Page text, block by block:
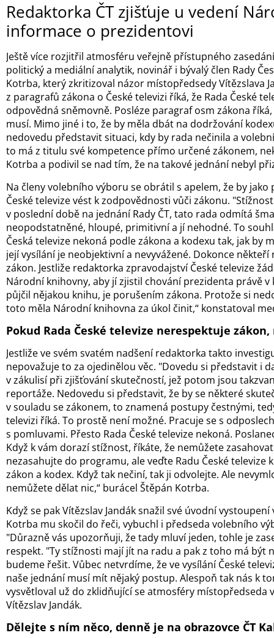
Redaktorka ČT zjišťuje u vedení
informace o prezidentovi
Ještě více rozjitřil atmosféru veřejně přístupného
politický a mediální analytik, novinář i bývalý člen Rady
Kotrba, který zkritizoval názor místopředsedy Vítězslava
z paragrafů zákona o České televizi říká, že Rada České
odpovědná sněmovně. Posléze paragraf osm zákona
musí. Mimo jiné i to, že by měla dbát na dodržování
nedovedu představit situaci, kdy by rada nečinila a
to má z titulu své kompetence přímo určené zákonem,
Kotrba a podivil se nad tím, že na takové jednání nebyl
Na členy volebního výboru se obrátil s apelem, že by jako
České televize vést k zodpovědnosti vůči zákonu.
v poslední době na jednání Rady ČT, tato rada odmítá
neopodstatněné, hloupé, primitivní a jí nehodné. To
Česká televize nekoná podle zákona a kodexu tak, jak by
její vysílání je neobjektivní a nevyvážené. Dokonce
zákon. Jestliže redaktorka zpravodajství České televize
Národní knihovny, aby jí zjistil chování prezidenta právě v
půjčil nějakou knihu, je porušením zákona. Protože si
toto měla Národní knihovna za úkol činit,“ konstatoval
Pokud Rada České televize nerespektuje
Jestliže ve svém svatém nadšení redaktorka takto
nepovažuje to za ojedinělou věc. "Dovedu si představit i
v zákulisí při zjišťování skutečností, jež potom jsou
reportáže. Nedovedu si představit, že by se některé
v souladu se zákonem, to znamená postupy čestnými,
televizi říká. To prostě není možné. Pracuje se s
s pomluvami. Přesto Rada České televize nekoná.
Když k vám dorazí stížnost, říkáte, že nemůžete
nezasahujte do programu, ale veďte Radu České televize
zákon a kodex. Když tak nečiní, tak ji odvolejte. Ale
nemůžete dělat nic,“ burácel Štěpán Kotrba.
Když se pak Vítězslav Jandák snažil své úvodní
Kotrba mu skočil do řeči, vybuchl i předseda volebního
"Důrazně vás upozorňuji, že tady mluví jeden, tohle je
respekt. "Ty stížnosti mají jít na radu a pak z toho má být
budeme řešit. Vůbec netvrdíme, že ve vysílání České
naše jednání musí mít nějaký postup. Alespoň tak nás k
vysvětloval už do zklidňující se atmosféry místopředseda
Vítězslav Jandák.
Dělejte s ním něco, denně je na obrazovce ČT